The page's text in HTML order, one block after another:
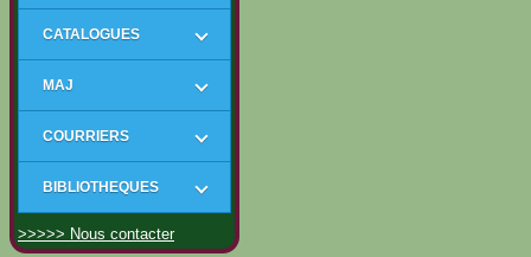
CATALOGUES
MAJ
COURRIERS
BIBLIOTHEQUES
>>>>> Nous contacter